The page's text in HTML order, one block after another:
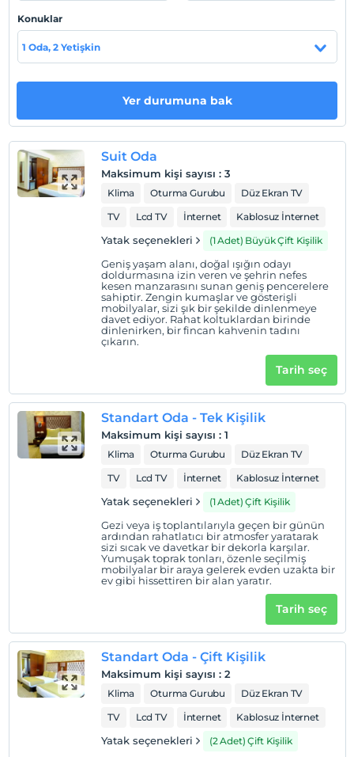
Haritada Göster
Otel koşulları
Check/in
En erken saat 10:00 ve sonrası
Check/out
En geç saat 10:00 ve öncesi
Evcil hayvan kabul edilmemektedir.
Odalarda sigara içilmez
2 yaşına kadar olan bebekler ücretsizdir.
Konuklar
1 Oda, 2 Yetişkin
Yer durumuna bak
Suit Oda
Maksimum kişi sayısı : 3
Klima Oturma Gurubu
Düz Ekran TV
TV
Lcd TV İnternet Kablosuz İnternet
Yatak seçenekleri (1 Adet) Büyük Çift Kişilik
Geniş yaşam alanı, doğal ışığın odayı
doldurmasına izin veren ve şehrin nefes
kesen manzarasını sunan geniş pencerelere
sahiptir. Zengin kumaşlar ve gösterişli
mobilyalar, sizi şık bir şekilde dinlenmeye
davet ediyor. Rahat koltuklardan birinde
dinlenirken, bir fincan kahvenin tadını
çıkarın.
Tarih seç
Standart Oda - Tek Kişilik
Maksimum kişi sayısı : 1
Klima Oturma Gurubu
Düz Ekran TV
TV
Lcd TV İnternet Kablosuz İnternet
Yatak seçenekleri (1 Adet) Çift Kişilik
Gezi veya iş toplantılarıyla geçen bir günün
ardından rahatlatıcı bir atmosfer yaratarak
sizi sıcak ve davetkar bir dekorla karşılar.
Yumuşak toprak tonları, özenle seçilmiş
mobilyalar bir araya gelerek evden uzakta bir
ev gibi hissettiren bir alan yaratır.
Tarih seç
Standart Oda - Çift Kişilik
Maksimum kişi sayısı : 2
Klima Oturma Gurubu
Düz Ekran TV
TV
Lcd TV İnternet Kablosuz İnternet
Yatak seçenekleri (2 Adet) Çift Kişilik